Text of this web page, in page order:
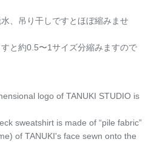
、吊り干しですとほぼ縮みませ
と約0.5〜1サイズ分縮みますので
logo of TANUKI STUDIO is
sweatshirt is made of “pile fabric”
of TANUKI's face sewn onto the